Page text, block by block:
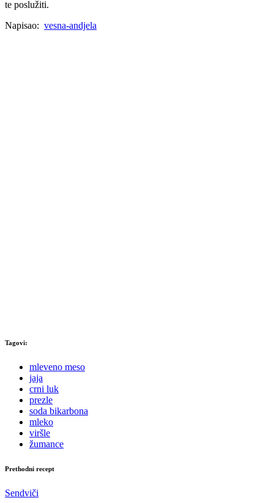
te poslužiti.
Napisao: vesna-andjela
Tagovi:
mleveno meso
jaja
crni luk
prezle
soda bikarbona
mleko
viršle
žumance
Prethodni recept
Sendviči